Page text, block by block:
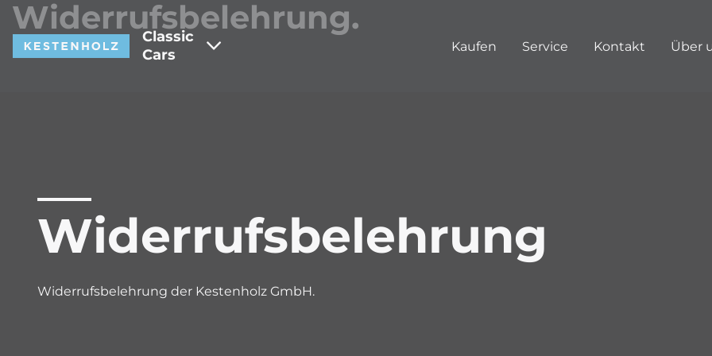
Classic
Cars
Kaufen Service Kontakt Über
Widerrufsbelehrung.
Widerrufsbelehrung
Widerrufsbelehrung der Kestenholz GmbH.